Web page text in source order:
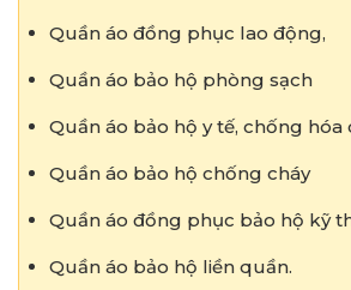
Quần áo đồng phục lao động,
Quần áo bảo hộ phòng sạch
Quần áo bảo hộ y tế, chống hóa
Quần áo bảo hộ chống cháy
Quần áo đồng phục bảo hộ kỹ
Quần áo bảo hộ liền quần.